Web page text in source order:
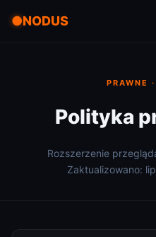
NODUS
PRAWNE
Polityka
Rozszerzenie
Zaktualizowano: